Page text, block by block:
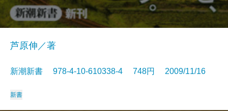
芦原伸／著
新潮新書 978-4-10-610338-4 748円 2009/11/16
新書